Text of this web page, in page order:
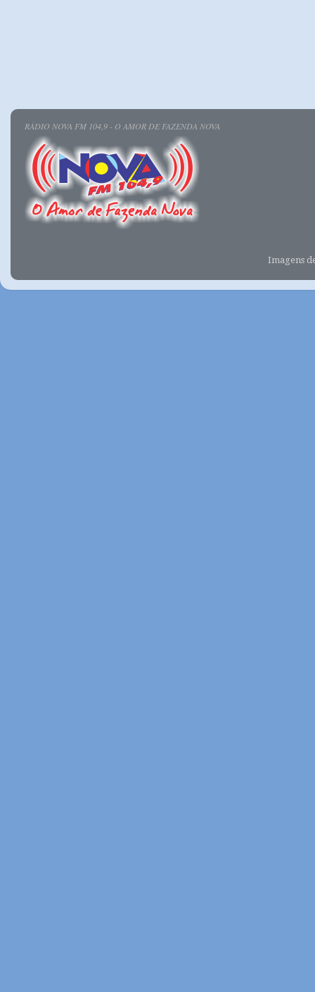
RÁDIO NOVA FM 104,9 - O AMOR DE FAZENDA NOVA
Imagens